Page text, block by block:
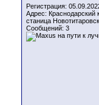
Регистрация:
Адрес: Краснодарский
станица
Сообщений: 3